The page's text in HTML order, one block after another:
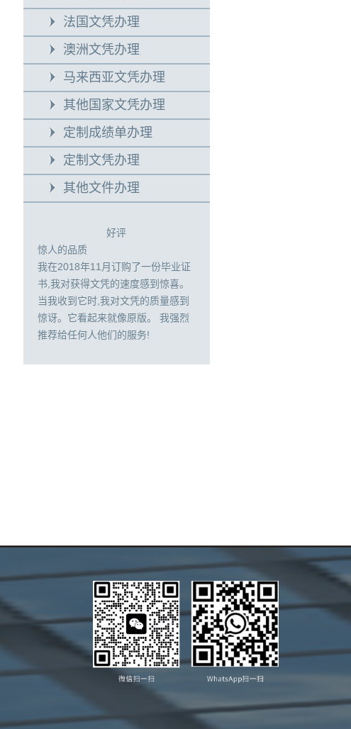
法国文凭办理
澳洲文凭办理
马来西亚文凭办理
其他国家文凭办理
定制成绩单办理
定制文凭办理
其他文件办理
好评
惊人的品质
我在2018年11月订购了一份毕业证
书,我对获得文凭的速度感到惊喜。
当我收到它时,我对文凭的质量感到
惊讶。它看起来就像原版。 我强烈
推荐给任何人他们的服务!